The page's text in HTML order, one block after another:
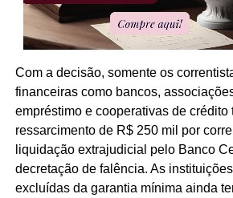
Com a decisão, somente os
financeiras como bancos,
empréstimo e cooperativas de crédito
ressarcimento de R$ 250 mil por
liquidação extrajudicial pelo Banco
decretação de falência. As
excluídas da garantia mínima ainda